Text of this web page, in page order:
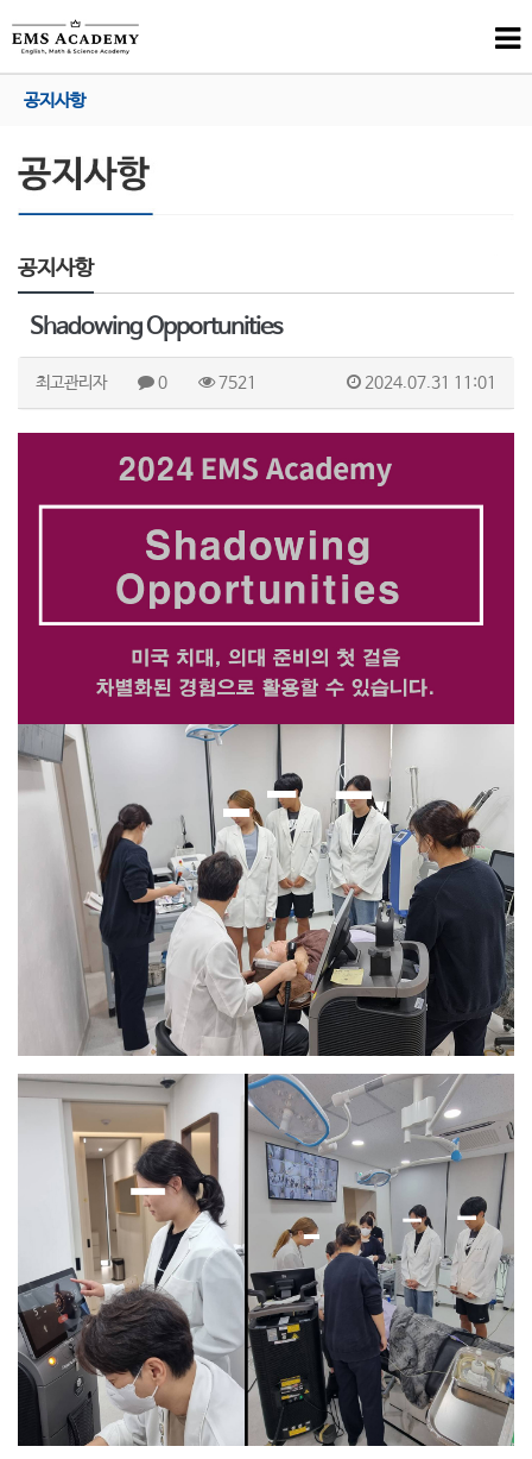
공지사항
공지사항
Shadowing Opportunities
최고관리자 0 7521 2024.07.31 11:01